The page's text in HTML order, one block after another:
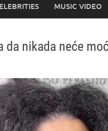
MUSIC VIDEO
da nikada neće